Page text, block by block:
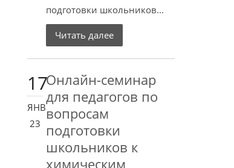
подготовки школьников...
Читать далее
17
ЯНВ
23
Онлайн-семинар
для педагогов по
вопросам
подготовки
школьников к
химическим